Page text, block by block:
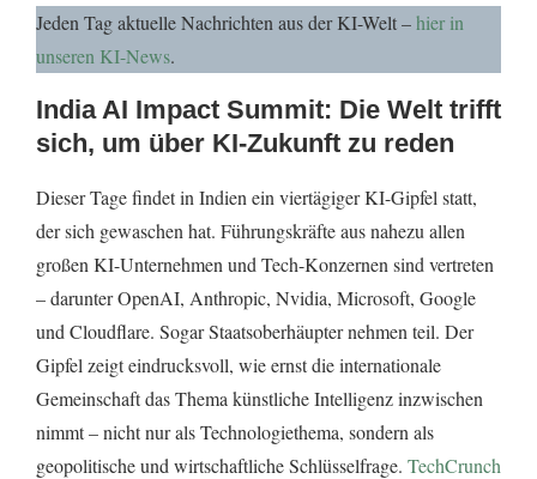
Jeden Tag aktuelle Nachrichten aus der KI-Welt –hier in
unseren KI-News.
India AI Impact Summit: Die Welt trifft
sich, um über KI-Zukunft zu reden
Dieser Tage findet in Indien ein viertägiger KI-Gipfel statt,
der sich gewaschen hat. Führungskräfte aus nahezu allen
großen KI-Unternehmen und Tech-Konzernen sind vertreten
– darunter OpenAI, Anthropic, Nvidia, Microsoft, Google
und Cloudflare. Sogar Staatsoberhäupter nehmen teil. Der
Gipfel zeigt eindrucksvoll, wie ernst die internationale
Gemeinschaft das Thema künstliche Intelligenz inzwischen
nimmt – nicht nur als Technologiethema, sondern als
geopolitische und wirtschaftliche Schlüsselfrage. TechCrunch